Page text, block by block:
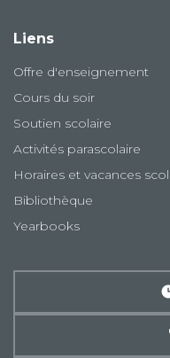
Liens
Offre d'enseignement
Cours du soir
Soutien scolaire
Activités parascolaire
Horaires et vacances
Bibliothèque
Yearbooks